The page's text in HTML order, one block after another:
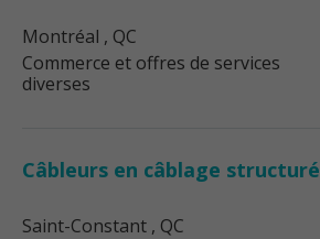
Montréal , QC
Commerce et offres de services
diverses
Câbleurs en câblage structuré
Saint-Constant , QC